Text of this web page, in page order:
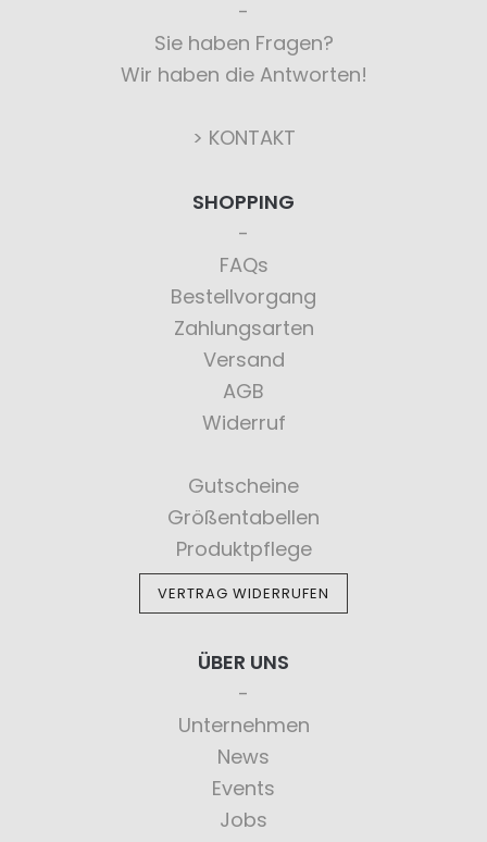
Sie haben Fragen?
Wir haben die Antworten!
> KONTAKT
SHOPPING
FAQs
Bestellvorgang
Zahlungsarten
Versand
AGB
Widerruf
Gutscheine
Größentabellen
Produktpflege
VERTRAG WIDERRUFEN
ÜBER UNS
Unternehmen
News
Events
Jobs